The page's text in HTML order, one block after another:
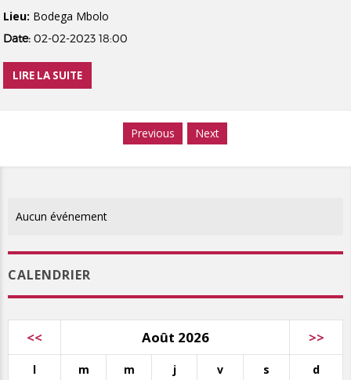
Lieu: Bodega Mbolo
Date: 02-02-2023 18:00
LIRE LA SUITE
Previous Next
Aucun événement
CALENDRIER
<< Août 2026 >>
l m m j v s d